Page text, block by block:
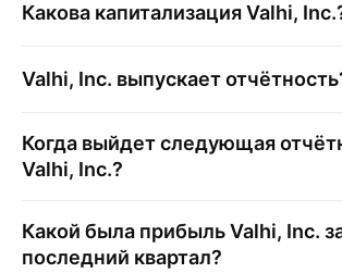
Какова капитализацияValhi, Inc.
Valhi, Inc. выпускает
Когда выйдет следующая
Valhi, Inc.?
Какой была прибыльValhi, Inc.
последний квартал?